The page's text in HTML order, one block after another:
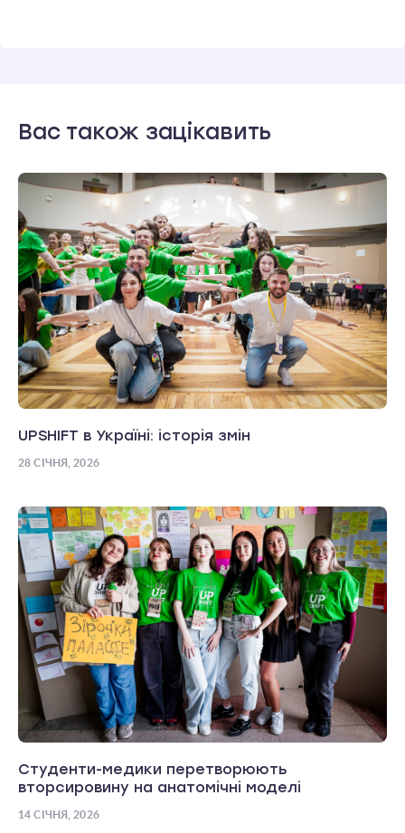
Вас також зацікавить
UPSHIFT в Україні: історія змін
28 СІЧНЯ, 2026
Студенти-медики перетворюють
вторсировину на анатомічні моделі
14 СІЧНЯ, 2026